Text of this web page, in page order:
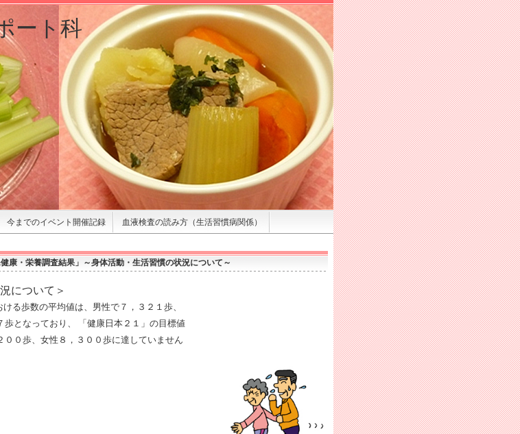
ート科
今までのイベント開催記録 血液検査の読み方（生活習慣病関係）
康・栄養調査結果」～身体活動・生活習慣の状況について～
について＞
ける歩数の平均値は、男性で７，３２１歩、
となっており、 「健康日本２１」の目標値
０歩、女性８，３００歩に達していません
ート科